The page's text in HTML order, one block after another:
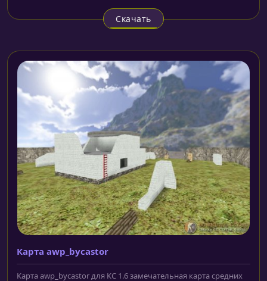
Скачать
Карта awp_bycastor
Карта awp_bycastor для КС 1.6 замечательная карта средних